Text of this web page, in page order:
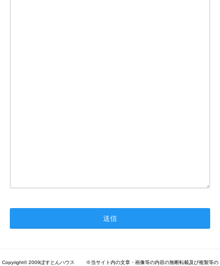
Copyright© 2009ぼすとんハウス ※当サイト内の文章・画像等の内容の無断転載及び複製等の